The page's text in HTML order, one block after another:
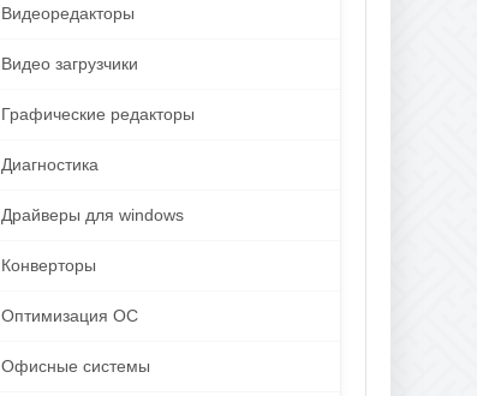
Видеоредакторы
Видео загрузчики
Графические редакторы
Диагностика
Драйверы для windows
Конверторы
Оптимизация ОС
Офисные системы